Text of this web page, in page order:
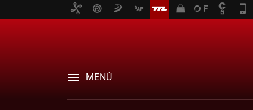
MENÚ